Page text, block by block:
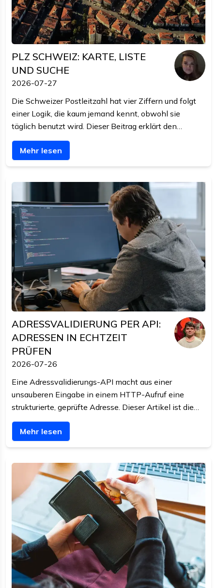
PLZ SCHWEIZ: KARTE, LISTE
UND SUCHE
2026-07-27
Die Schweizer Postleitzahl hat vier Ziffern und folgt
einer Logik, die kaum jemand kennt, obwohl sie
täglich benutzt wird. Dieser Beitrag erklärt den
Aufbau, zeigt die Verteilung auf der Karte, und
beschreibt, wie Sie PLZ automatisch nachschlagen
statt eine eigene Liste zu pflegen.
Mehr lesen
ADRESSVALIDIERUNG PER API:
ADRESSEN IN ECHTZEIT
PRÜFEN
2026-07-26
Eine Adressvalidierungs-API macht aus einer
unsauberen Eingabe in einem HTTP-Aufruf eine
strukturierte, geprüfte Adresse. Dieser Artikel ist die
Entwicklersicht: Aufbau der Anfrage, Auswertung der
Antwort, Teiltreffer, Massenprüfung und der Umgang
mit Ausfällen.
Mehr lesen